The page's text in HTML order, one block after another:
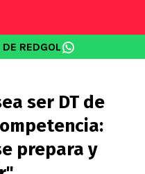
REDGOL
ser DT de
prepara y